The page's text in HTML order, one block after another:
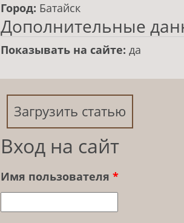
Город: Батайск
Дополнительные
Показывать на сайте: да
Загрузить статью
Вход на сайт
Имя пользователя *